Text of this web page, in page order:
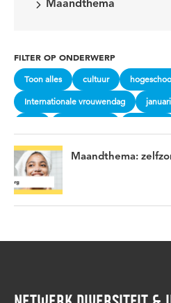
Maandthema
FILTER OP ONDERWERP
Toon alles cultuur
Internationale vrouwendag januari
Saamhorigheid
vier de lente
vrouwen aan zet
Maandthema: